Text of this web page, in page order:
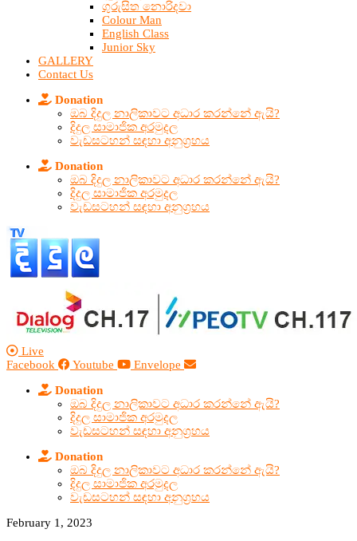
ගුරුසිත නොරිදවා
Colour Man
English Class
Junior Sky
GALLERY
Contact Us
Donation
ඔබ දිදුල නාලිකාවට අධාර කරන්නේ ඇයි?
දිදුල සාමාජික අරමුදල
වැඩසටහන් සඳහා අනුග්‍රහය
Donation
ඔබ දිදුල නාලිකාවට අධාර කරන්නේ ඇයි?
දිදුල සාමාජික අරමුදල
වැඩසටහන් සඳහා අනුග්‍රහය
Live
Facebook
Youtube Envelope
Donation
ඔබ දිදුල නාලිකාවට අධාර කරන්නේ ඇයි?
දිදුල සාමාජික අරමුදල
වැඩසටහන් සඳහා අනුග්‍රහය
Donation
ඔබ දිදුල නාලිකාවට අධාර කරන්නේ ඇයි?
දිදුල සාමාජික අරමුදල
වැඩසටහන් සඳහා අනුග්‍රහය
February 1, 2023